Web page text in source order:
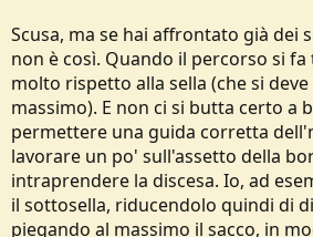
Scusa, ma se hai affrontato già dei
non è così. Quando il percorso si
molto rispetto alla sella (che si
massimo). E non ci si butta certo a
permettere una guida corretta
lavorare un po' sull'assetto della
intraprendere la discesa. Io, ad
il sottosella, riducendolo quindi di
piegando al massimo il sacco, in